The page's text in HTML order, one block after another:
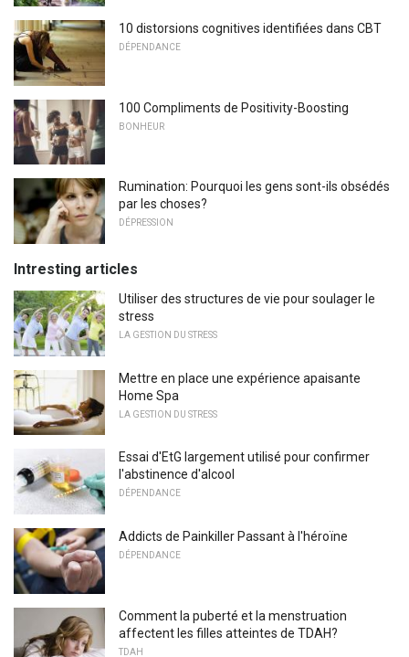
10 distorsions cognitives identifiées dans CBT
DÉPENDANCE
100 Compliments de Positivity-Boosting
BONHEUR
Rumination: Pourquoi les gens sont-ils obsédés
par les choses?
DÉPRESSION
Intresting articles
Utiliser des structures de vie pour soulager le
stress
LA GESTION DU STRESS
Mettre en place une expérience apaisante
Home Spa
LA GESTION DU STRESS
Essai d'EtG largement utilisé pour confirmer
l'abstinence d'alcool
DÉPENDANCE
Addicts de Painkiller Passant à l'héroïne
DÉPENDANCE
Comment la puberté et la menstruation
affectent les filles atteintes de TDAH?
TDAH